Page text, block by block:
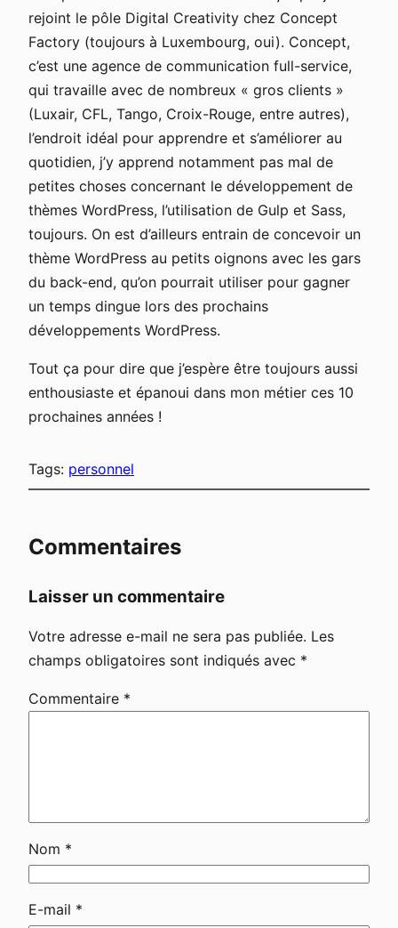
rejoint le pôle Digital Creativity chez Concept
Factory (toujours à Luxembourg, oui). Concept,
c’est une agence de communication full-service,
qui travaille avec de nombreux « gros clients »
(Luxair, CFL, Tango, Croix-Rouge, entre autres),
l’endroit idéal pour apprendre et s’améliorer au
quotidien, j’y apprend notamment pas mal de
petites choses concernant le développement de
thèmes WordPress, l’utilisation de Gulp et Sass,
toujours. On est d’ailleurs entrain de concevoir un
thème WordPress au petits oignons avec les gars
du back-end, qu’on pourrait utiliser pour gagner
un temps dingue lors des prochains
développements WordPress.
Tout ça pour dire que j’espère être toujours aussi
enthousiaste et épanoui dans mon métier ces 10
prochaines années !
Tags: personnel
Commentaires
Laisser un commentaire
Votre adresse e-mail ne sera pas publiée. Les
champs obligatoires sont indiqués avec *
Commentaire *
Nom *
E-mail *